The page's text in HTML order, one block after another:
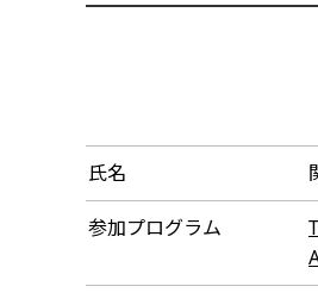
氏名
参加プログラム